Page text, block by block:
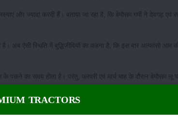
और ज्यादा करदी हैं। बताया जा रहा है, कि बेमौसम गर्मी ने देवगढ़ एवं
अब ऐसी स्थिति में बुद्धिजीवियों का कहना है, कि इस बार अल्फांसो आम
का समय होता है। परंतु, फरवरी एवं मार्च माह के दौरान बेमौसम लू
प्रभावित हो सकती है। अब ऐसी स्थिति में कृषकों को समुचित भाव नहीं
TRACTORS